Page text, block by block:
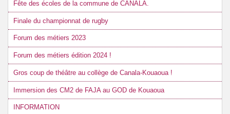
Fête des écoles de la commune de CANALA.
Finale du championnat de rugby
Forum des métiers 2023
Forum des métiers édition 2024 !
Gros coup de théâtre au collège de Canala-Kouaoua !
Immersion des CM2 de FAJA au GOD de Kouaoua
INFORMATION